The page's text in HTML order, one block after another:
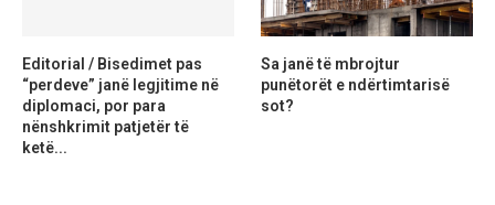
Editorial / Bisedimet pas
“perdeve” janë legjitime në
diplomaci, por para
nënshkrimit patjetër të
ketë...
Sa janë të mbrojtur
punëtorët e ndërtimtarisë
sot?